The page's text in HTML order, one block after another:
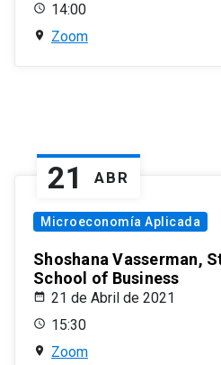
14:00
Zoom
21 ABR
Microeconomía Aplicada
Shoshana Vasserman,
School of Business
21 de Abril de 2021
15:30
Zoom